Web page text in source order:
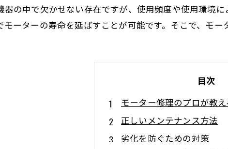
器の中で欠かせない存在ですが、使用頻度や使用環境
ーターの寿命を延ばすことが可能です。そこで、モー
目次
モーター修理のプロが教え
正しいメンテナンス方法
劣化を防ぐための対策